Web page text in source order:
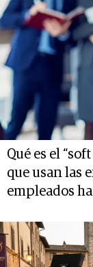
Qué es el
que usan las
empleados